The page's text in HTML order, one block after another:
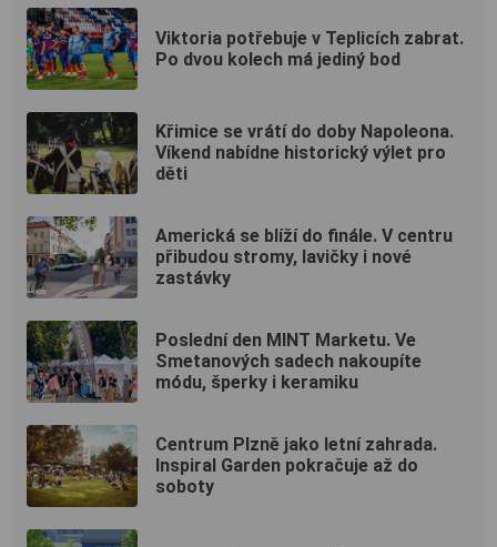
Viktoria potřebuje v Teplicích zabrat.
Po dvou kolech má jediný bod
Křimice se vrátí do doby Napoleona.
Víkend nabídne historický výlet pro
děti
Americká se blíží do finále. V centru
přibudou stromy, lavičky i nové
zastávky
Poslední den MINT Marketu. Ve
Smetanových sadech nakoupíte
módu, šperky i keramiku
Centrum Plzně jako letní zahrada.
Inspiral Garden pokračuje až do
soboty